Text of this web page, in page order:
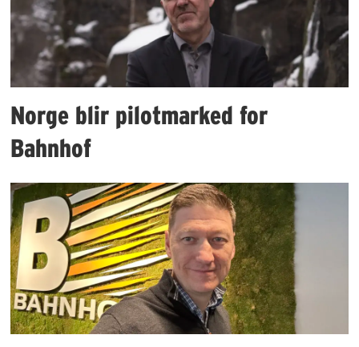
Norge blir pilotmarked for
Bahnhof